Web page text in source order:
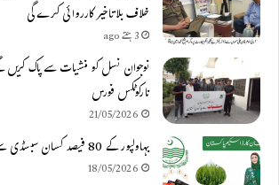
خلاف بلاتاخیر کارروائی کرے گی
3 ہفتے ago
نوجوان نسل کو منشیات سے پاک کریں
نارکوٹکس فورس
21/05/2026
بہاولپور کے 80 فیصد کسان سبسڈی سے محروم رہ گئے
18/05/2026